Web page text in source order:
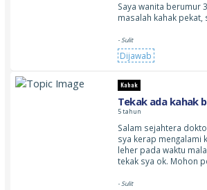
Saya wanita berumur
masalah kahak pekat,
- Sulit
Dijawab
Kahak
Tekak ada kahak
5 tahun
Salam sejahtera
sya kerap mengalami
leher pada waktu
tekak sya ok. Mohon
- Sulit